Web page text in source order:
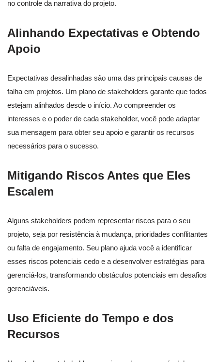
no controle da narrativa do projeto.
Alinhando Expectativas e Obtendo
Apoio
Expectativas desalinhadas são uma das principais causas de
falha em projetos. Um plano de stakeholders garante que todos
estejam alinhados desde o início. Ao compreender os
interesses e o poder de cada stakeholder, você pode adaptar
sua mensagem para obter seu apoio e garantir os recursos
necessários para o sucesso.
Mitigando Riscos Antes que Eles
Escalem
Alguns stakeholders podem representar riscos para o seu
projeto, seja por resistência à mudança, prioridades conflitantes
ou falta de engajamento. Seu plano ajuda você a identificar
esses riscos potenciais cedo e a desenvolver estratégias para
gerenciá-los, transformando obstáculos potenciais em desafios
gerenciáveis.
Uso Eficiente do Tempo e dos
Recursos